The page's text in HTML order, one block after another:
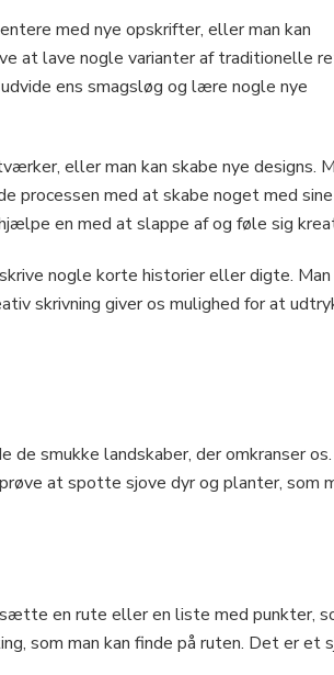
med nye opskrifter, eller man kan
at lave nogle varianter af traditionelle
ens smagsløg og lære nogle nye
eller man kan skabe nye designs.
processen med at skabe noget med sine
en med at slappe af og føle sig
nogle korte historier eller digte. Man
skrivning giver os mulighed for at
de smukke landskaber, der omkranser os.
at spotte sjove dyr og planter, som
en rute eller en liste med punkter,
som man kan finde på ruten. Det er et